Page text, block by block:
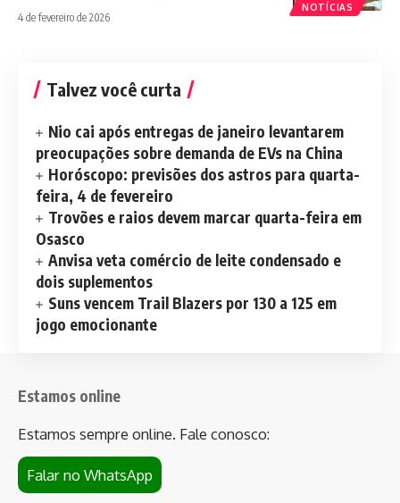
NOTÍCIAS
4 de fevereiro de 2026
Talvez você curta
Nio cai após entregas de janeiro levantarem
preocupações sobre demanda de EVs na China
Horóscopo: previsões dos astros para quarta-
feira, 4 de fevereiro
Trovões e raios devem marcar quarta-feira em
Osasco
Anvisa veta comércio de leite condensado e
dois suplementos
Suns vencem Trail Blazers por 130 a 125 em
jogo emocionante
Estamos online
Estamos sempre online. Fale conosco:
Falar no WhatsApp